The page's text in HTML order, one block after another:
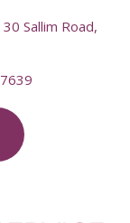
Sallim Road,